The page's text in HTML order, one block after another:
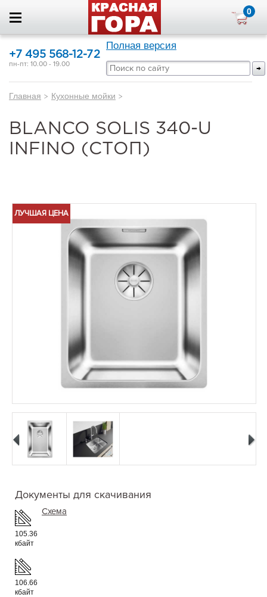
0
+7 495 568-12-72
пн-пт: 10.00 - 19.00
Полная версия
Главная > Кухонные мойки >
BLANCO SOLIS 340-U
INFINO (СТОП)
ЛУЧШАЯ ЦЕНА
Документы для скачивания
105.36
кбайт
Схема
106.66
кбайт